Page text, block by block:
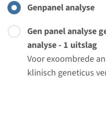
Genpanel analyse
Gen panel analyse
analyse - 1 uitslag
Voor exoombrede
klinisch geneticus